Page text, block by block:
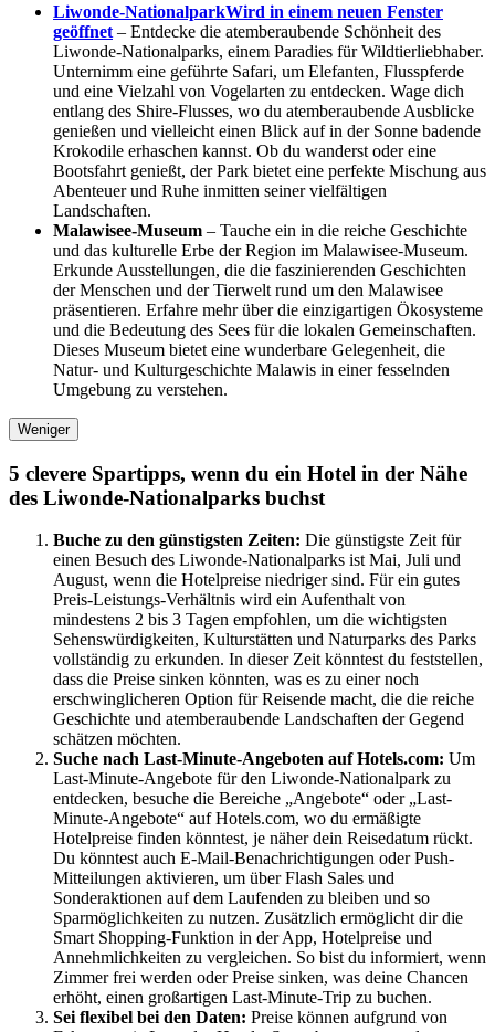
Liwonde-NationalparkWird in einem neuen Fenster
geöffnet – Entdecke die atemberaubende Schönheit des
Liwonde-Nationalparks, einem Paradies für Wildtierliebhaber.
Unternimm eine geführte Safari, um Elefanten, Flusspferde
und eine Vielzahl von Vogelarten zu entdecken. Wage dich
entlang des Shire-Flusses, wo du atemberaubende Ausblicke
genießen und vielleicht einen Blick auf in der Sonne badende
Krokodile erhaschen kannst. Ob du wanderst oder eine
Bootsfahrt genießt, der Park bietet eine perfekte Mischung aus
Abenteuer und Ruhe inmitten seiner vielfältigen
Landschaften.
Malawisee-Museum – Tauche ein in die reiche Geschichte
und das kulturelle Erbe der Region im Malawisee-Museum.
Erkunde Ausstellungen, die die faszinierenden Geschichten
der Menschen und der Tierwelt rund um den Malawisee
präsentieren. Erfahre mehr über die einzigartigen Ökosysteme
und die Bedeutung des Sees für die lokalen Gemeinschaften.
Dieses Museum bietet eine wunderbare Gelegenheit, die
Natur- und Kulturgeschichte Malawis in einer fesselnden
Umgebung zu verstehen.
Weniger
5 clevere Spartipps, wenn du ein Hotel in der Nähe
des Liwonde-Nationalparks buchst
Buche zu den günstigsten Zeiten: Die günstigste Zeit für
einen Besuch des Liwonde-Nationalparks ist Mai, Juli und
August, wenn die Hotelpreise niedriger sind. Für ein gutes
Preis-Leistungs-Verhältnis wird ein Aufenthalt von
mindestens 2 bis 3 Tagen empfohlen, um die wichtigsten
Sehenswürdigkeiten, Kulturstätten und Naturparks des Parks
vollständig zu erkunden. In dieser Zeit könntest du feststellen,
dass die Preise sinken könnten, was es zu einer noch
erschwinglicheren Option für Reisende macht, die die reiche
Geschichte und atemberaubende Landschaften der Gegend
schätzen möchten.
Suche nach Last-Minute-Angeboten auf Hotels.com: Um
Last-Minute-Angebote für den Liwonde-Nationalpark zu
entdecken, besuche die Bereiche „Angebote“ oder „Last-
Minute-Angebote“ auf Hotels.com, wo du ermäßigte
Hotelpreise finden könntest, je näher dein Reisedatum rückt.
Du könntest auch E-Mail-Benachrichtigungen oder Push-
Mitteilungen aktivieren, um über Flash Sales und
Sonderaktionen auf dem Laufenden zu bleiben und so
Sparmöglichkeiten zu nutzen. Zusätzlich ermöglicht dir die
Smart Shopping-Funktion in der App, Hotelpreise und
Annehmlichkeiten zu vergleichen. So bist du informiert, wenn
Zimmer frei werden oder Preise sinken, was deine Chancen
erhöht, einen großartigen Last-Minute-Trip zu buchen.
Sei flexibel bei den Daten: Preise können aufgrund von